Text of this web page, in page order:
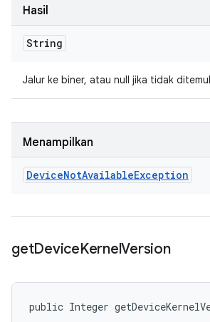
Hasil
String
Jalur ke biner, atau null jika tidak
Menampilkan
DeviceNotAvailableException
getDeviceKernelVersion
public Integer